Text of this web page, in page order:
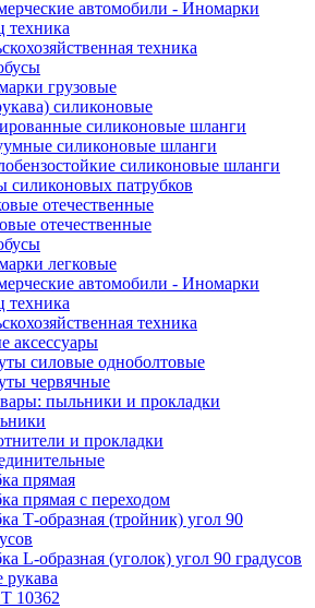
автомобили - Иномарки
техника
техника
грузовые
силиконовые
силиконовые шланги
силиконовые шланги
силиконовые шланги
силиконовых патрубков
отечественные
отечественные
легковые
автомобили - Иномарки
техника
техника
аксессуары
силовые одноболтовые
червячные
пыльники и прокладки
и прокладки
прямая
прямая с переходом
Т-образная (тройник) угол 90
L-образная (уголок) угол 90 градусов
рукава
10362